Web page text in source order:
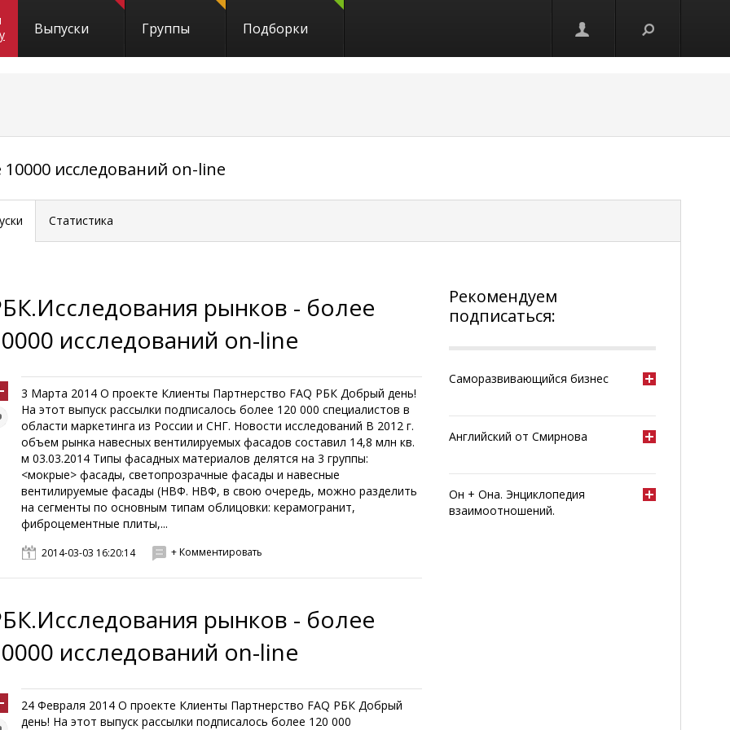
Выпуски Группы Подборки
исследований on-line
Статистика
рынков - более
исследований on-line
3 Марта 2014 О проекте Клиенты Партнерство FAQ РБК Добрый день!
На этот выпуск рассылки подписалось более 120 000 специалистов в
области маркетинга из России и СНГ. Новости исследований В 2012 г.
объем рынка навесных вентилируемых фасадов составил 14,8 млн кв.
м 03.03.2014 Типы фасадных материалов делятся на 3 группы:
<мокрые> фасады, светопрозрачные фасады и навесные
вентилируемые фасады (НВФ. НВФ, в свою очередь, можно разделить
на сегменты по основным типам облицовки: керамогранит,
фиброцементные плиты,...
2014-03-03 16:20:14 + Комментировать
рынков - более
исследований on-line
24 Февраля 2014 О проекте Клиенты Партнерство FAQ РБК Добрый
день! На этот выпуск рассылки подписалось более 120 000
Рекомендуем
подписаться:
Саморазвивающийся бизнес
Английский от Смирнова
Он + Она. Энциклопедия
взаимоотношений.